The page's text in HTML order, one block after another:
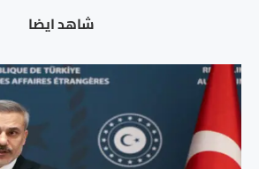
شاهد ايضا